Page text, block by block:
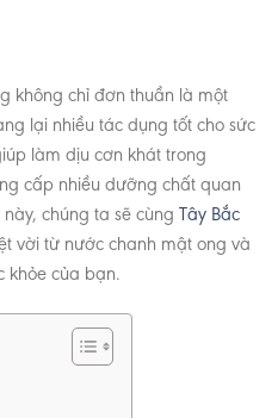
không chỉ đơn thuần là một
lại nhiều tác dụng tốt cho sức
làm dịu cơn khát trong
cấp nhiều dưỡng chất quan
chúng ta sẽ cùng Tây Bắc
vời từ nước chanh mật ong và
khỏe của bạn.